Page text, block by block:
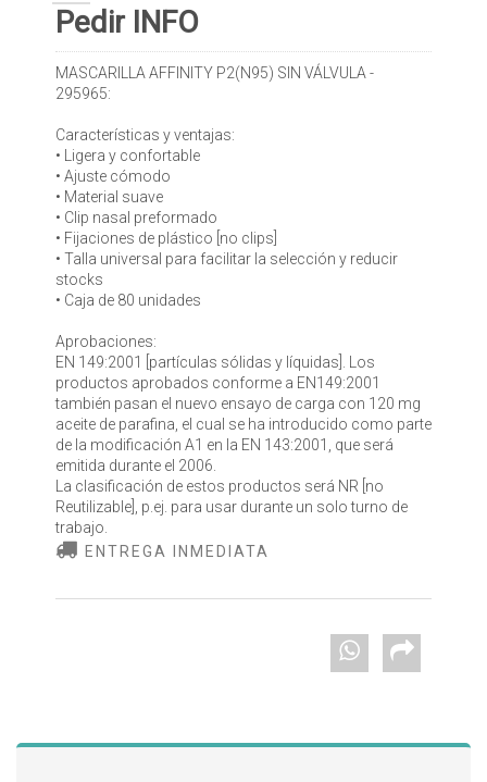
Pedir INFO
MASCARILLA AFFINITY P2(N95) SIN VÁLVULA -
295965:
Características y ventajas:
• Ligera y confortable
• Ajuste cómodo
• Material suave
• Clip nasal preformado
• Fijaciones de plástico [no clips]
• Talla universal para facilitar la selección y reducir
stocks
• Caja de 80 unidades
Aprobaciones:
EN 149:2001 [partículas sólidas y líquidas]. Los
productos aprobados conforme a EN149:2001
también pasan el nuevo ensayo de carga con 120 mg
aceite de parafina, el cual se ha introducido como parte
de la modificación A1 en la EN 143:2001, que será
emitida durante el 2006.
La clasificación de estos productos será NR [no
Reutilizable], p.ej. para usar durante un solo turno de
trabajo.
ENTREGA INMEDIATA